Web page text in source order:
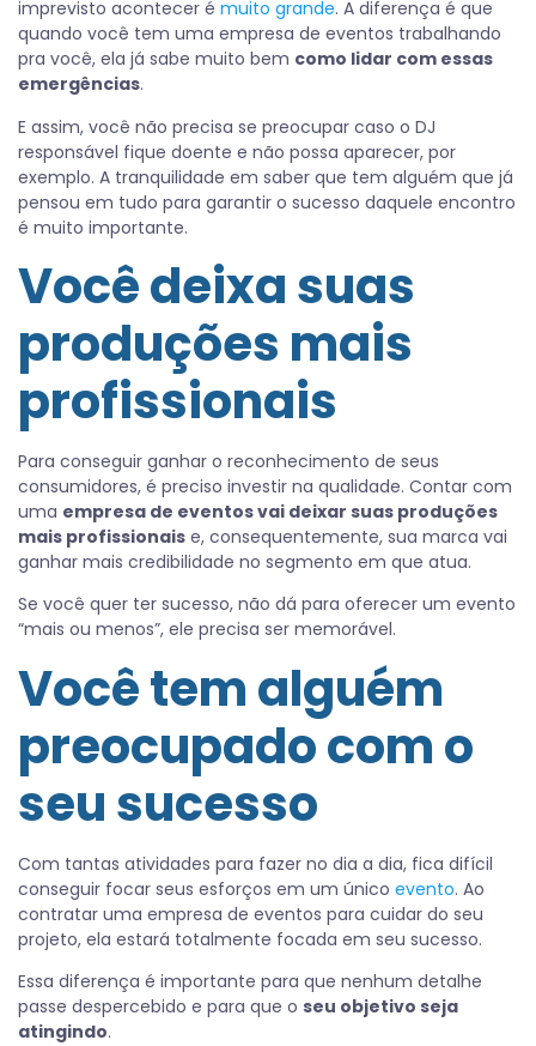
imprevisto acontecer é muito grande. A diferença é que
quando você tem uma empresa de eventos trabalhando
pra você, ela já sabe muito bem como lidar com essas
emergências.
E assim, você não precisa se preocupar caso o DJ
responsável fique doente e não possa aparecer, por
exemplo. A tranquilidade em saber que tem alguém que já
pensou em tudo para garantir o sucesso daquele encontro
é muito importante.
Você deixa suas
produções mais
profissionais
Para conseguir ganhar o reconhecimento de seus
consumidores, é preciso investir na qualidade. Contar com
uma empresa de eventos vai deixar suas produções
mais profissionais e, consequentemente, sua marca vai
ganhar mais credibilidade no segmento em que atua.
Se você quer ter sucesso, não dá para oferecer um evento
“mais ou menos”, ele precisa ser memorável.
Você tem alguém
preocupado com o
seu sucesso
Com tantas atividades para fazer no dia a dia, fica difícil
conseguir focar seus esforços em um único evento. Ao
contratar uma empresa de eventos para cuidar do seu
projeto, ela estará totalmente focada em seu sucesso.
Essa diferença é importante para que nenhum detalhe
passe despercebido e para que o seu objetivo seja
atingindo.